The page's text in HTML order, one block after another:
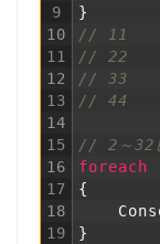
9
10
11
12
13
14
15
16
17
18
19
}
// 11
// 22
// 33
// 44
// 2～32
foreach
{
}